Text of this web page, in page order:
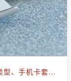
英国电话卡和手机运营商大盘点 | 手机卡类型、手机卡套餐选购